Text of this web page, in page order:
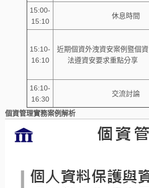
15:00-
15:10
休息時間
15:10-
16:10
近期個資外洩資安案例暨個資
法遵資安要求重點分享
16:10-
16:30
交流討論
個資管理實務案例解析